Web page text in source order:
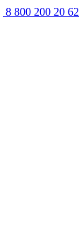
8 800 200 20 62